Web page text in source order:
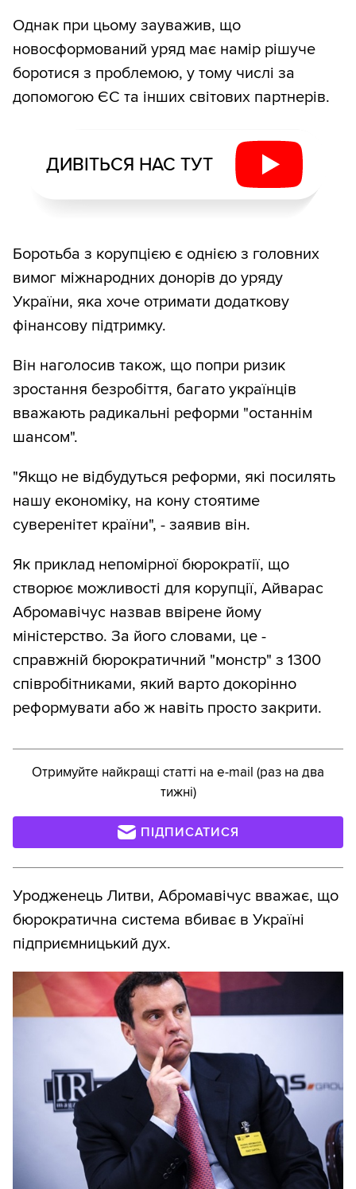
Однак при цьому зауважив, що
новосформований уряд має намір рішуче
боротися з проблемою, у тому числі за
допомогою ЄС та інших світових партнерів.
ДИВІТЬСЯ НАС ТУТ
Боротьба з корупцією є однією з головних
вимог міжнародних донорів до уряду
України, яка хоче отримати додаткову
фінансову підтримку.
Він наголосив також, що попри ризик
зростання безробіття, багато українців
вважають радикальні реформи "останнім
шансом".
"Якщо не відбудуться реформи, які посилять
нашу економіку, на кону стоятиме
суверенітет країни", - заявив він.
Як приклад непомірної бюрократії, що
створює можливості для корупції, Айварас
Абромавічус назвав ввірене йому
міністерство. За його словами, це -
справжній бюрократичний "монстр" з 1300
співробітниками, який варто докорінно
реформувати або ж навіть просто закрити.
Отримуйте найкращі статті на e-mail (раз на два
тижні)
ПІДПИСАТИСЯ
Уродженець Литви, Абромавічус вважає, що
бюрократична система вбиває в Україні
підприємницький дух.